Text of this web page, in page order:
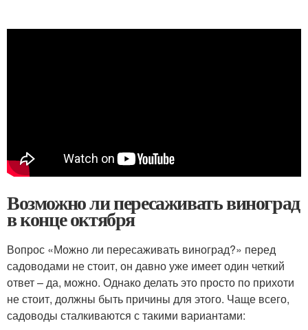
Возможно ли пересаживать виноград
в конце октября
Вопрос «Можно ли пересаживать виноград?» перед
садоводами не стоит, он давно уже имеет один четкий
ответ – да, можно. Однако делать это просто по прихоти
не стоит, должны быть причины для этого. Чаще всего,
садоводы сталкиваются с такими вариантами: